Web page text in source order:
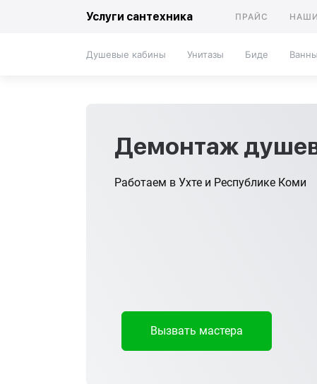
Услуги сантехника ПРАЙС
Душевые кабины Унитазы Биде Ванны
Демонтаж
Работаем в Ухте и Республике Коми
Вызвать мастера